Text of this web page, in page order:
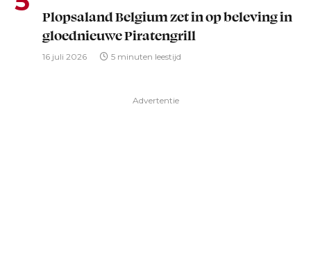
Plopsaland Belgium zet in op beleving in
gloednieuwe Piratengrill
16 juli 2026 5 minuten leestijd
Advertentie